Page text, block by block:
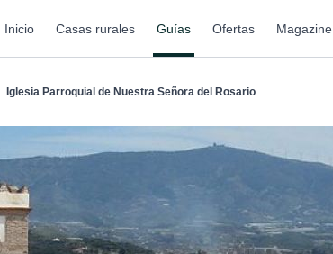
Inicio Casas rurales Guías Ofertas Magazine
Iglesia Parroquial de Nuestra Señora del Rosario